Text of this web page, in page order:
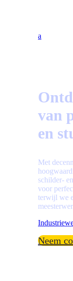
a
van
en
Met
schilder-
voor
terwijl we
Neem